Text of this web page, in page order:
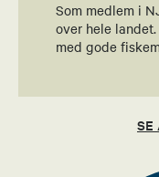
95860285
Send epost
Roger
Som medlem i
over hele
med gode
SE